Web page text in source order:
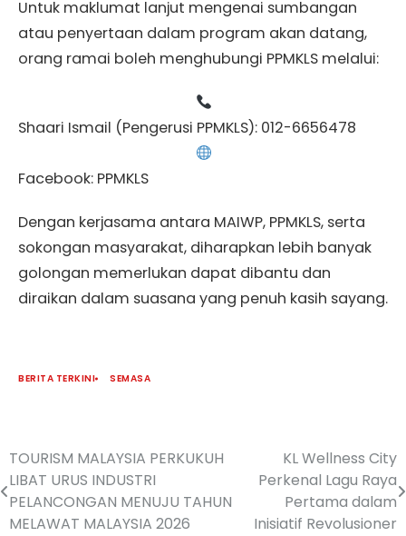
Untuk maklumat lanjut mengenai sumbangan
atau penyertaan dalam program akan datang,
orang ramai boleh menghubungi PPMKLS melalui:
Shaari Ismail (Pengerusi PPMKLS): 012-6656478
Facebook: PPMKLS
Dengan kerjasama antara MAIWP, PPMKLS, serta
sokongan masyarakat, diharapkan lebih banyak
golongan memerlukan dapat dibantu dan
diraikan dalam suasana yang penuh kasih sayang.
BERITA TERKINI SEMASA
TOURISM MALAYSIA PERKUKUH
LIBAT URUS INDUSTRI
PELANCONGAN MENUJU TAHUN
MELAWAT MALAYSIA 2026
KL Wellness City
Perkenal Lagu Raya
Pertama dalam
Inisiatif Revolusioner